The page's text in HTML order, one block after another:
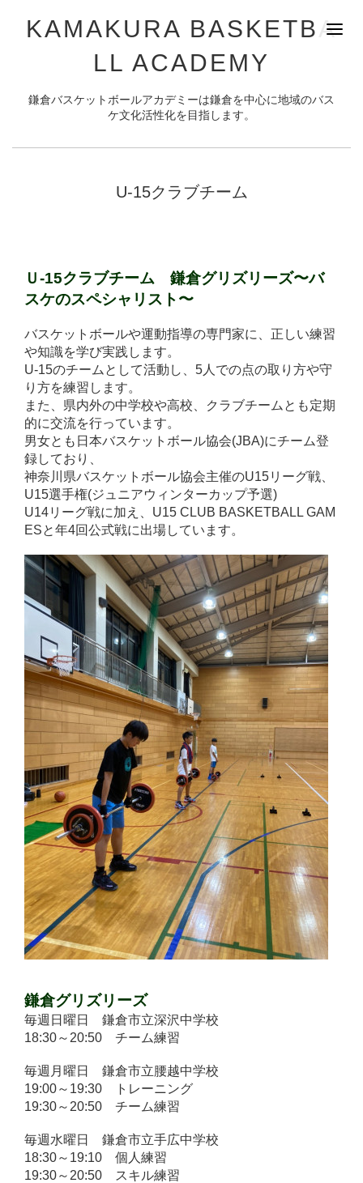
KAMAKURA BASKETBA
LL ACADEMY
鎌倉バスケットボールアカデミーは鎌倉を中心に地域のバス
ケ文化活性化を目指します。
U-15クラブチーム
Ｕ-15クラブチーム 鎌倉グリズリーズ〜バ
スケのスペシャリスト〜
バスケットボールや運動指導の専門家に、正しい練習
や知識を学び実践します。
U-15のチームとして活動し、5人での点の取り方や守
り方を練習します。
また、県内外の中学校や高校、クラブチームとも定期
的に交流を行っています。
男女とも日本バスケットボール協会(JBA)にチーム登
録しており、
神奈川県バスケットボール協会主催のU15リーグ戦、
U15選手権(ジュニアウィンターカップ予選)
U14リーグ戦に加え、U15 CLUB BASKETBALL GAM
ESと年4回公式戦に出場しています。
鎌倉グリズリーズ
毎週日曜日 鎌倉市立深沢中学校
18:30～20:50 チーム練習
毎週月曜日 鎌倉市立腰越中学校
19:00～19:30 トレーニング
19:30～20:50 チーム練習
毎週水曜日 鎌倉市立手広中学校
18:30～19:10 個人練習
19:30～20:50 スキル練習